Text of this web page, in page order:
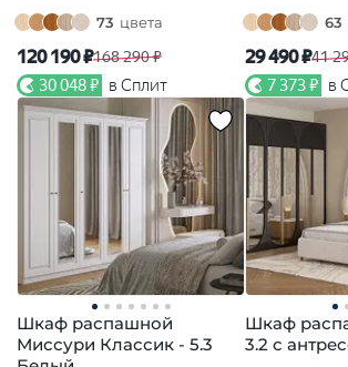
73 цвета
120 190 ₽168 290 ₽
30 048 ₽ в Сплит
63
29 490 ₽41
7 373 ₽ в
Шкаф распашной
Миссури Классик - 5.3
Шкаф
3.2 с